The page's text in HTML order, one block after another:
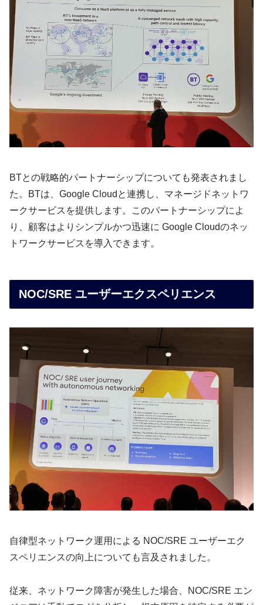
BTとの戦略的パートナーシップについても発表されまし
た。BTは、Google Cloudと連携し、マネージドネットワ
ークサービスを提供します。このパートナーシップによ
り、顧客はよりシンプルかつ迅速に Google Cloudのネッ
トワークサービスを導入できます。
NOC/SRE ユーザーエクスペリエンス
自律型ネットワーク運用による NOC/SRE ユーザーエク
スペリエンスの向上についても言及されました。
従来、ネットワーク障害が発生した場合、NOC/SRE エン